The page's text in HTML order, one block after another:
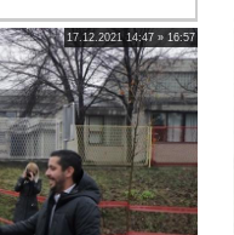
17.12.2021 14:47 » 16:57